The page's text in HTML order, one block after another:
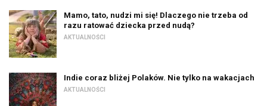
Mamo, tato, nudzi mi się! Dlaczego nie trzeba od
razu ratować dziecka przed nudą?
AKTUALNOŚCI
Indie coraz bliżej Polaków. Nie tylko na wakacjach
AKTUALNOŚCI